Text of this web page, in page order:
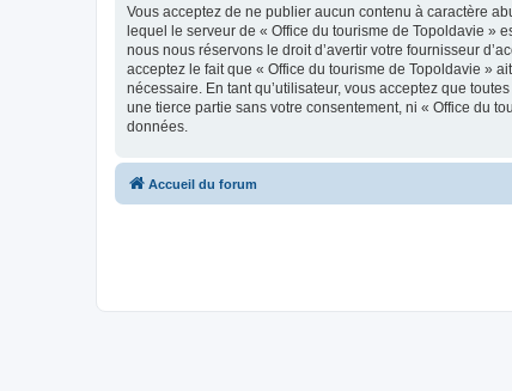
Vous acceptez de ne publier aucun contenu à caractère
lequel le serveur de « Office du tourisme de Topoldavie »
nous nous réservons le droit d’avertir votre fournisseur
acceptez le fait que « Office du tourisme de Topoldavie »
nécessaire. En tant qu’utilisateur, vous acceptez que
une tierce partie sans votre consentement, ni « Office du
données.
Accueil du forum